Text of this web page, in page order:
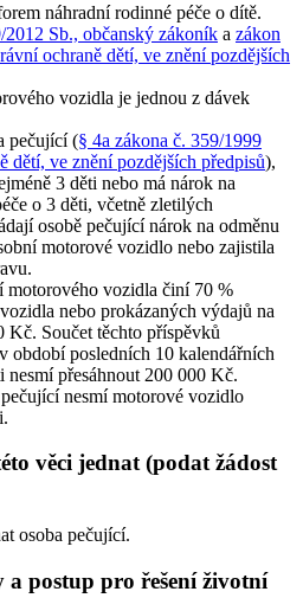
náhradní rodinné péče o dítě.
2012 Sb., občanský zákoník a zákon
ochraně dětí, ve znění pozdějších
vozidla je jednou z dávek
pečující (§ 4a zákona č. 359/1999
dětí, ve znění pozdějších předpisů),
3 děti nebo má nárok na
o 3 děti, včetně zletilých
osobě pečující nárok na odměnu
motorové vozidlo nebo zajistila
motorového vozidla činí 70 %
nebo prokázaných výdajů na
Kč. Součet těchto příspěvků
období posledních 10 kalendářních
nesmí přesáhnout 200 000 Kč.
nesmí motorové vozidlo
věci jednat (podat žádost
osoba pečující.
postup pro řešení životní